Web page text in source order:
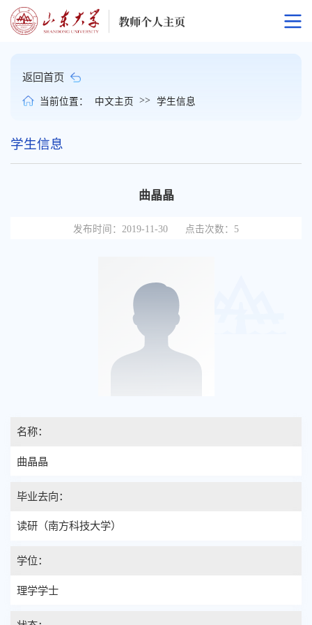
当前位置： 中文主页 >> 学生信息
返回首页
学生信息
曲晶晶
发布时间：2019-11-30 点击次数： 5
名称：
曲晶晶
毕业去向：
读研（南方科技大学）
学位：
理学学士